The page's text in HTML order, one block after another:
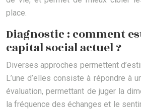
place.
Diagnostic : comment
capital social actuel ?
Diverses approches permettent
L’une d’elles consiste à répondre à
évaluation, permettant de juger la
la fréquence des échanges et le